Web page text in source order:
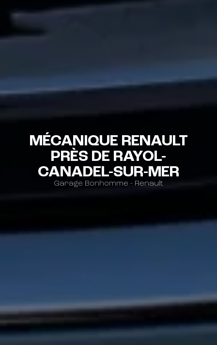
MÉCANIQUE RENAULT
PRÈS DE RAYOL-
CANADEL-SUR-MER
Garage Bonhomme - Renault